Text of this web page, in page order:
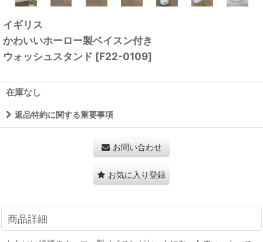
イギリス
かわいいホーロー製ベイスン付き
ウォッシュスタンド [F22-0109]
在庫なし
返品特約に関する重要事項
お問い合わせ
お気に入り登録
商品詳細